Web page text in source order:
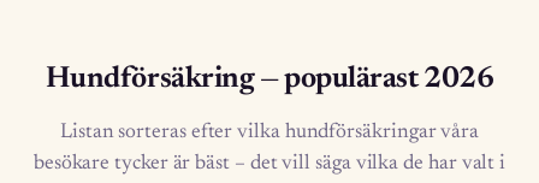
Hundförsäkring — populärast 2026
Listan sorteras efter vilka hundförsäkringar våra
besökare tycker är bäst – det vill säga vilka de har valt i